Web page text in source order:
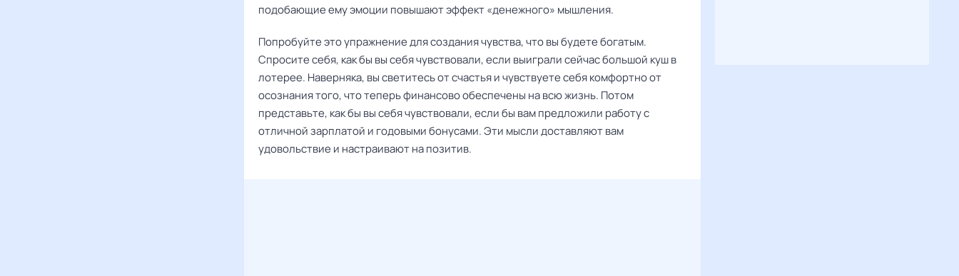
подобающие ему эмоции повышают эффект «денежного» мышления.
Попробуйте это упражнение для создания чувства, что вы будете богатым.
Спросите себя, как бы вы себя чувствовали, если выиграли сейчас большой куш в
лотерее. Наверняка, вы светитесь от счастья и чувствуете себя комфортно от
осознания того, что теперь финансово обеспечены на всю жизнь. Потом
представьте, как бы вы себя чувствовали, если бы вам предложили работу с
отличной зарплатой и годовыми бонусами. Эти мысли доставляют вам
удовольствие и настраивают на позитив.